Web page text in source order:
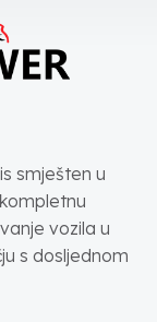
smješten u
vozila u
s dosljednom